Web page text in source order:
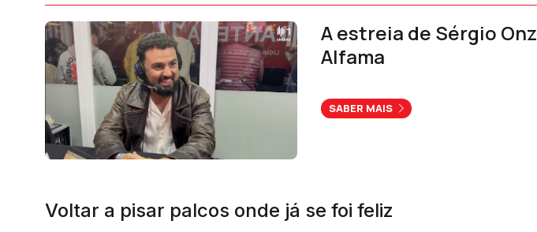
A estreia de Sérgio
Alfama
SABER MAIS
Voltar a pisar palcos onde já se foi feliz